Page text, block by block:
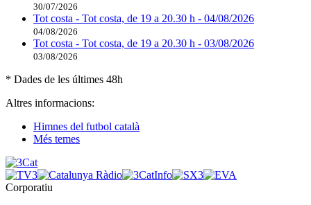
30/07/2026
Tot costa - Tot costa, de 19 a 20.30 h - 04/08/2026
04/08/2026
Tot costa - Tot costa, de 19 a 20.30 h - 03/08/2026
03/08/2026
* Dades de les últimes 48h
Altres informacions:
Himnes del futbol català
Més temes
Corporatiu